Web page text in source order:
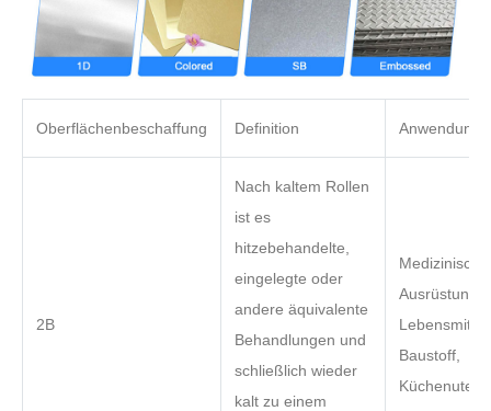
Oberflächenbeschaffung Definition Anwendung
2B
Nach kaltem Rollen
ist es
hitzebehandelte,
eingelegte oder
andere äquivalente
Behandlungen und
schließlich wieder
kalt zu einem
Medizinische
Ausrüstung,
Baustoff,